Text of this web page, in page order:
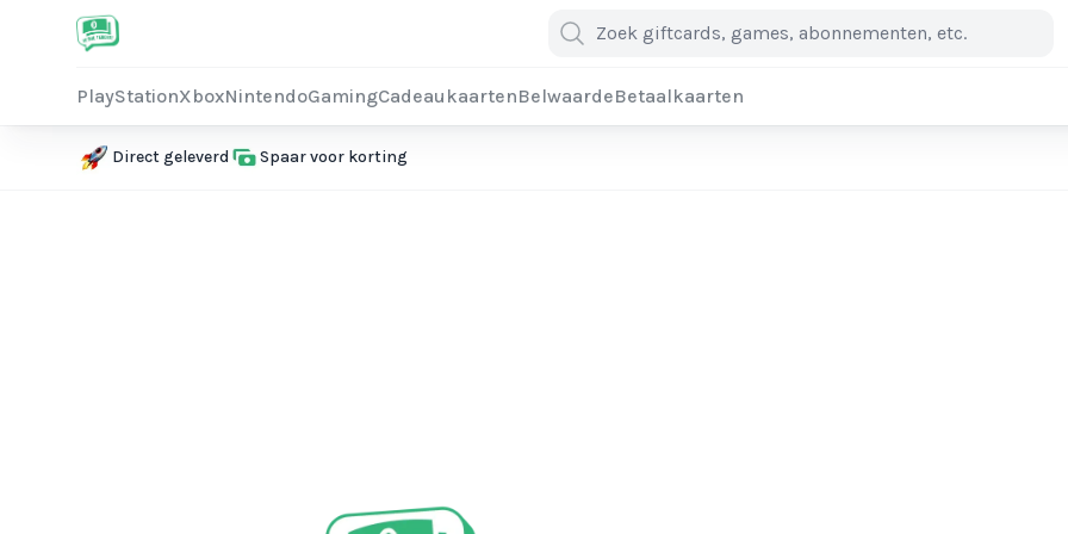
PlayStationXboxNintendoGamingCadeaukaartenBelwaardeBetaalkaarten
Direct geleverd Spaar voor korting